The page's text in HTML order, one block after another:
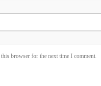
browser for the next time I comment.